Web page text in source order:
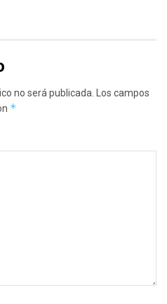
no será publicada. Los campos
*